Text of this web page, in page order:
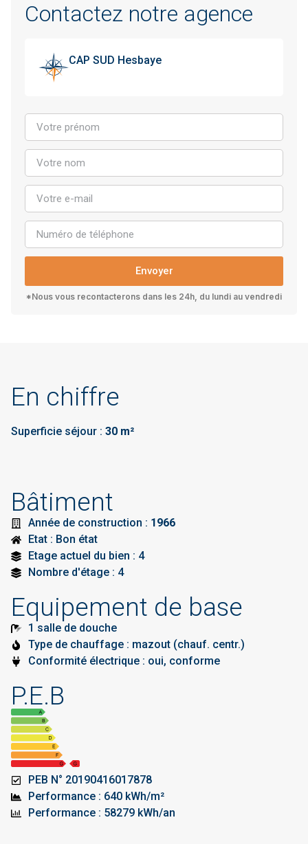
Contactez notre agence
CAP SUD Hesbaye
Envoyer
*Nous vous recontacterons dans les 24h, du lundi au vendredi
En chiffre
Superficie séjour : 30 m²
Bâtiment
Année de construction : 1966
Etat : Bon état
Etage actuel du bien : 4
Nombre d'étage : 4
Equipement de base
1 salle de douche
Type de chauffage : mazout (chauf. centr.)
Conformité électrique : oui, conforme
P.E.B
PEB N° 20190416017878
Performance : 640 kWh/m²
Performance : 58279 kWh/an